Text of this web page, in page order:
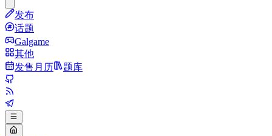
发布
话题
Galgame
其他
发售月历
题库